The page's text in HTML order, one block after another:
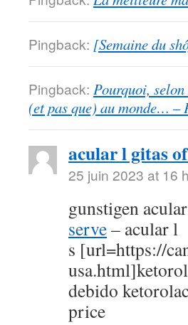
Pingback: [Semaine du
Pingback: Pourquoi,
(et pas que) au monde… –
acular l gitas
25 juin 2023 at 16
gunstigen
serve– acular l
s [url=https://
debido
price